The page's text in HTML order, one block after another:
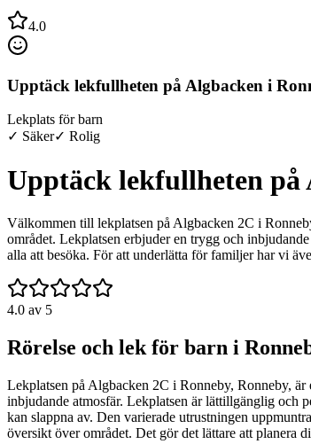
4.0
Upptäck lekfullheten på Algbacken i
Lekplats för barn
✓ Säker✓ Rolig
Upptäck lekfullheten på
Välkommen till lekplatsen på Algbacken 2C i
området. Lekplatsen erbjuder en trygg och
alla att besöka. För att underlätta för familjer har vi
4.0 av 5
Rörelse och lek för barn i
Lekplatsen på Algbacken 2C i Ronneby, Ronneby,
inbjudande atmosfär. Lekplatsen är lättillgänglig och
kan slappna av. Den varierade utrustningen
översikt över området. Det gör det lättare att planera